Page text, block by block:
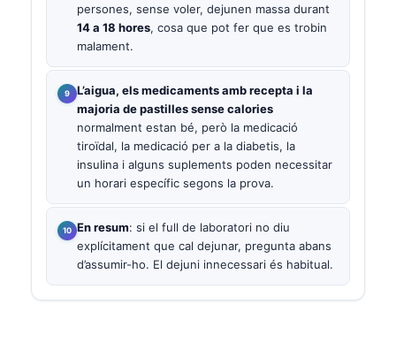
persones, sense voler, dejunen massa durant
14 a 18 hores, cosa que pot fer que es trobin
malament.
L’aigua, els medicaments amb recepta i la
majoria de pastilles sense calories
normalment estan bé, però la medicació
tiroïdal, la medicació per a la diabetis, la
insulina i alguns suplements poden necessitar
un horari específic segons la prova.
En resum: si el full de laboratori no diu
explícitament que cal dejunar, pregunta abans
d’assumir-ho. El dejuni innecessari és habitual.